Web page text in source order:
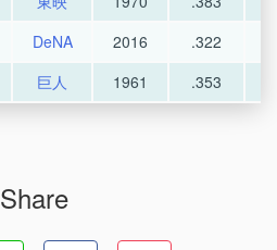
DeNA 2016
.322
巨人 1961 .353
Share